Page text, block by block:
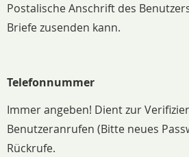
Postalische Anschrift des
Briefe zusenden kann.
Telefonnummer
Immer angeben! Dient zur
Benutzeranrufen (Bitte neues
Rückrufe.